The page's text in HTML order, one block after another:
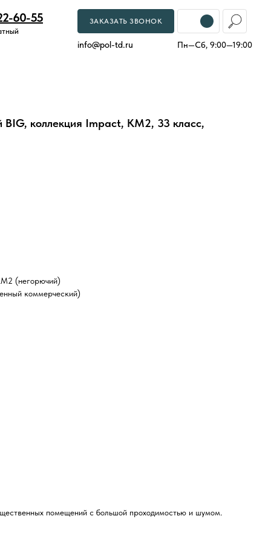
ЗАКАЗАТЬ ЗВОНОК
60-55
Пн—Сб, 9:00—19:00
info@pol-td.ru
BIG, коллекция Impact, КМ2, 33 класс,
(негорючий)
коммерческий)
помещений с большой проходимостью и шумом.